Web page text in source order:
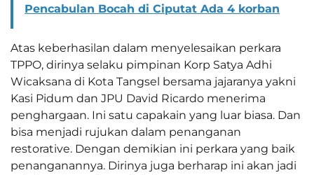
Pencabulan Bocah di Ciputat Ada 4 korban
Atas keberhasilan dalam menyelesaikan perkara
TPPO, dirinya selaku pimpinan Korp Satya Adhi
Wicaksana di Kota Tangsel bersama jajaranya yakni
Kasi Pidum dan JPU David Ricardo menerima
penghargaan. Ini satu capakain yang luar biasa. Dan
bisa menjadi rujukan dalam penanganan
restorative. Dengan demikian ini perkara yang baik
penanganannya. Dirinya juga berharap ini akan jadi